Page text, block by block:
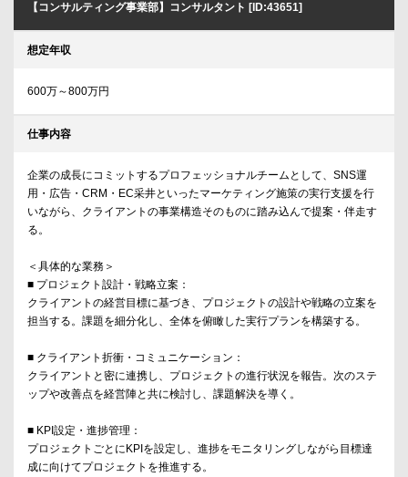
【コンサルティング事業部】コンサルタント [ID:43651]
想定年収
600万～800万円
仕事内容
企業の成長にコミットするプロフェッショナルチームとして、SNS運
用・広告・CRM・EC采井といったマーケティング施策の実行支援を行
いながら、クライアントの事業構造そのものに踏み込んで提案・伴走す
る。
＜具体的な業務＞
■ プロジェクト設計・戦略立案：
クライアントの経営目標に基づき、プロジェクトの設計や戦略の立案を
担当する。課題を細分化し、全体を俯瞰した実行プランを構築する。
■ クライアント折衝・コミュニケーション：
クライアントと密に連携し、プロジェクトの進行状況を報告。次のステ
ップや改善点を経営陣と共に検討し、課題解決を導く。
■ KPI設定・進捗管理：
プロジェクトごとにKPIを設定し、進捗をモニタリングしながら目標達
成に向けてプロジェクトを推進する。